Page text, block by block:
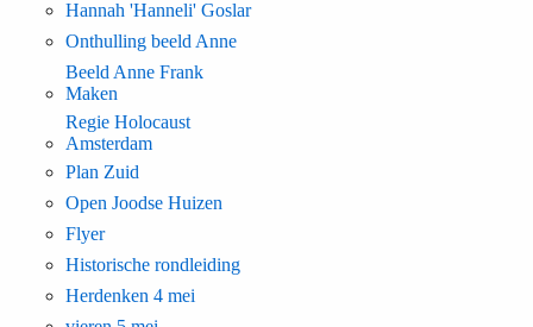
Hannah 'Hanneli' Goslar
Onthulling beeld Anne
Beeld Anne Frank
Maken
Regie Holocaust
Amsterdam
Plan Zuid
Open Joodse Huizen
Flyer
Historische rondleiding
Herdenken 4 mei